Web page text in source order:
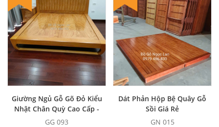
MUA NGAY
Giường Ngủ Gỗ Gõ Đỏ Kiểu
Nhật Chân Quỳ Cao Cấp -
Hiện Đại
GG 093
MUA NGAY
Dát Phản Hộp Bệ Quây Gỗ
Sồi Giá Rẻ
GN 015